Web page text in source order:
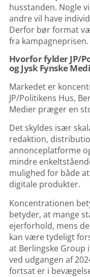
husstanden. Nogle
andre vil have
Derfor bør format
fra kampagneprisen.
Hvorfor fylder JP/
og Jysk Fynske
Markedet er
JP/Politikens Hus,
Medierpræger en
Det skyldes især
redaktion,
annonceplatforme
mindre
mulighed for både
digitale produkter.
Koncentrationen
betyder, at mange
ejerforhold, mens
kan være tydeligt
at Berlingske Group
ved udgangen af
fortsat er i